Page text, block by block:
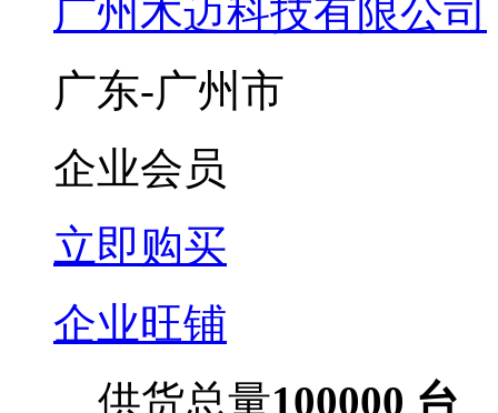
广州木迈科技有限公司
广东-广州市
企业会员
立即购买
企业旺铺
供货总量100000 台